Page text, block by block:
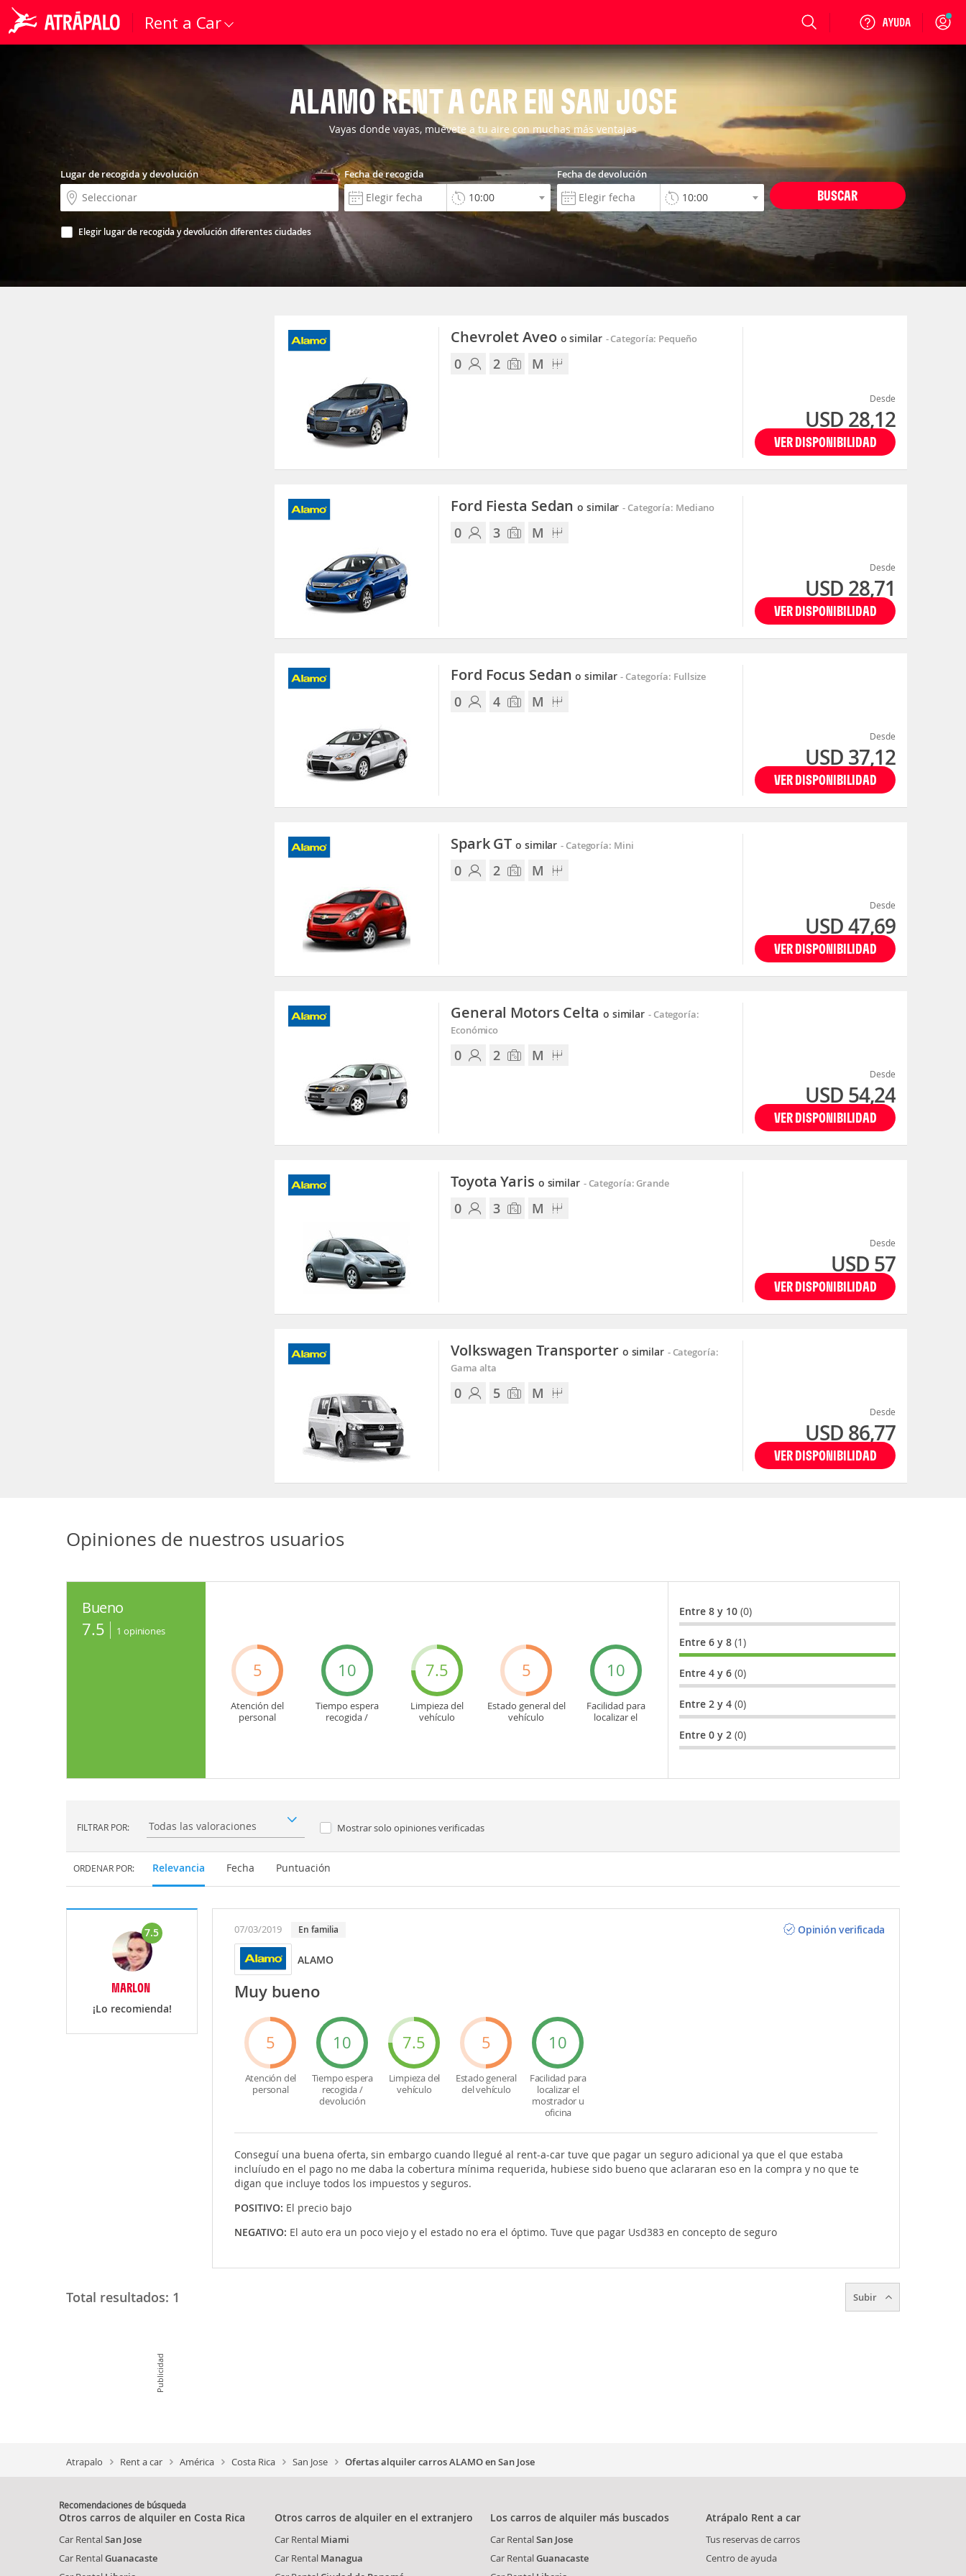
Rent a Car Login
ALAMO RENT A CAR EN SAN JOSE
Vayas donde vayas, muévete a tu aire con muchas más ventajas
Lugar de recogida y devolución
Elegir lugar de recogida y devolución diferentes ciudades
Fecha de recogida Fecha de devolución
BUSCAR
Chevrolet Aveo o similar -Categoría: Pequeño
0 2 M
Desde
USD 28,12
VER DISPONIBILIDAD
Ford Fiesta Sedano similar - Categoría: Mediano
0 3 M
Desde
USD 28,71
VER DISPONIBILIDAD
Ford Focus Sedano similar - Categoría: Fullsize
0 4 M
Desde
USD 37,12
VER DISPONIBILIDAD
Spark GTo similar - Categoría: Mini
0 2 M
Desde
USD 47,69
VER DISPONIBILIDAD
General Motors Celta o similar -Categoría:
Económico
0 2 M
Desde
USD 54,24
VER DISPONIBILIDAD
Toyota Yaris o similar -Categoría: Grande
0 3 M
Desde
USD 57
VER DISPONIBILIDAD
Volkswagen Transporter o similar -Categoría:
Gama alta
0 5 M
Desde
USD 86,77
VER DISPONIBILIDAD
Opiniones de nuestros usuarios
Bueno
7.5 1 opiniones
5
Atención del
personal
10
Tiempo espera
recogida /
7.5
Limpieza del
vehículo
5
Estado general del
vehículo
10
Facilidad para
localizar el
Entre 8 y 10(0)
Entre 6 y 8(1)
Entre 4 y 6(0)
Entre 2 y 4(0)
Entre 0 y 2(0)
FILTRAR POR: Filtrar por: Mostrar solo opiniones verificadas
ORDENAR POR: Relevancia Fecha Puntuación
7.5
MARLON
¡Lo recomienda!
07/03/2019 En familia Opinión verificada
ALAMO
Muy bueno
5
Atención del
personal
10
Tiempo espera
recogida /
devolución
7.5
Limpieza del
vehículo
5
Estado general
del vehículo
10
Facilidad para
localizar el
mostrador u
oficina
Conseguí una buena oferta, sin embargo cuando llegué al rent-a-car tuve que pagar un seguro adicional ya que el que estaba
incluíudo en el pago no me daba la cobertura mínima requerida, hubiese sido bueno que aclararan eso en la compra y no que te
digan que incluye todos los impuestos y seguros.
POSITIVO: El precio bajo
NEGATIVO: El auto era un poco viejo y el estado no era el óptimo. Tuve que pagar Usd383 en concepto de seguro
Total resultados: 1 Subir
Publicidad
Atrapalo Rent a car América Costa Rica San Jose Ofertas alquiler carros ALAMO en San Jose
Recomendaciones de búsqueda
Otros carros de alquiler en Costa Rica
Car RentalSan Jose
Car RentalGuanacaste
Otros carros de alquiler en el extranjero
Car Rental Miami
Car Rental Managua
Los carros de alquiler más buscados
Car RentalSan Jose
Car RentalGuanacaste
Atrápalo Rent a car
Tus reservas de carros
Centro de ayuda